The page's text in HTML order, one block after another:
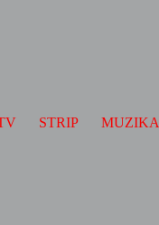
STRIP MUZIKA